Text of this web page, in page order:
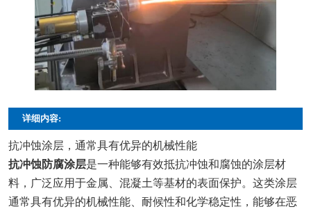
详细内容:
抗冲蚀涂层，通常具有优异的机械性能
抗冲蚀防腐涂层是一种能够有效抵抗冲蚀和腐蚀的涂层材
料，广泛应用于金属、混凝土等基材的表面保护。这类涂层
通常具有优异的机械性能、耐候性和化学稳定性，能够在恶